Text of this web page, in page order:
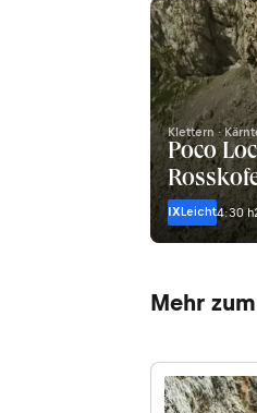
Klettern ·
Poco
IXLeicht4:30 h
Mehr